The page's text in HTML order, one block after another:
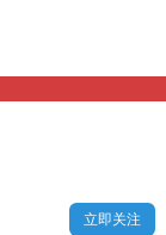
立即关注